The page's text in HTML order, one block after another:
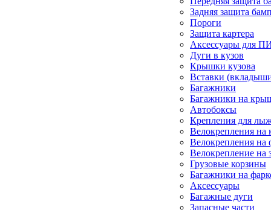
Задняя защита
Пороги
Защита картера
Аксессуары для
Дуги в кузов
Крышки кузова
Вставки
Багажники
Багажники на
Автобоксы
Крепления для
Велокрепления
Велокрепления на
Велокрепление на
Грузовые корзины
Багажники на
Аксессуары
Багажные дуги
Запасные части